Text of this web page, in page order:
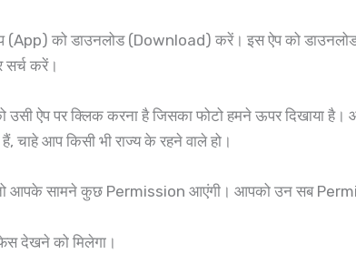
(App) को डाउनलोड (Download) करें। इस ऐप को
सर्च करें।
ऐप पर क्लिक करना है जिसका फोटो हमने ऊपर दिखाया
आप किसी भी राज्य के रहने वाले हो।
आपके सामने कुछ Permission आएंगी। आपको उन सब
देखने को मिलेगा।